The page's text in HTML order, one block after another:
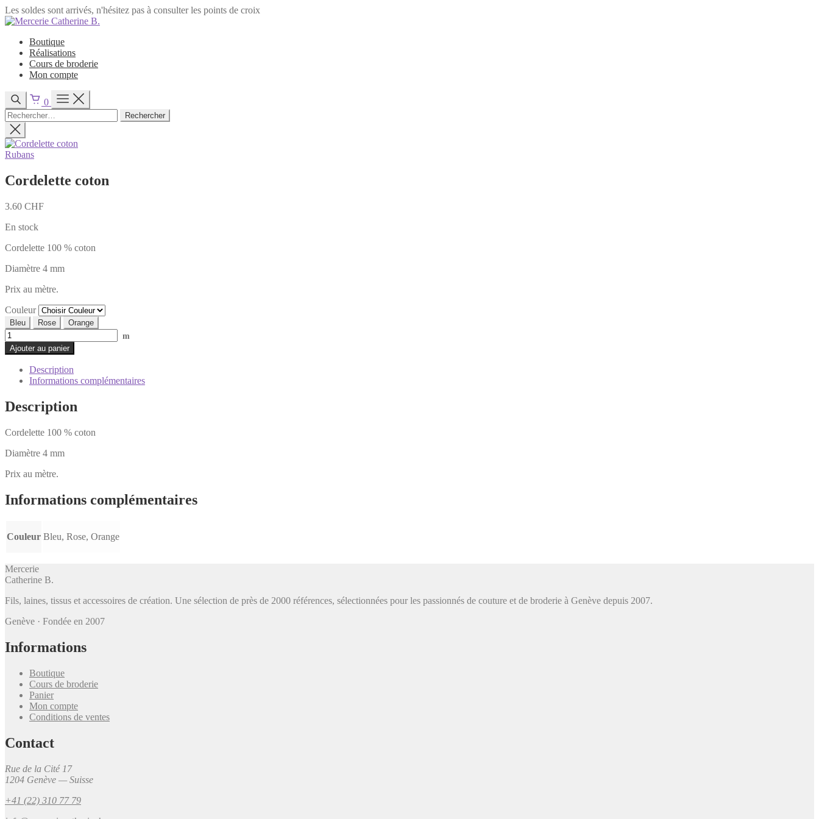
Les soldes sont arrivés, n'hésitez pas à consulter les points de croix
Passer
contenuBoutique
Réalisations
Cours de broderie
Mon compte
0
Rechercher :
Rubans
Cordelette coton
3.60 CHF
En stock
Cordelette 100 % coton
Diamètre 4 mm
Prix au mètre.
Couleur
Bleu Rose Orange
quantité
de
Cordelette
coton
m
Ajouter au panier
Description
Informations complémentaires
Description
Cordelette 100 % coton
Diamètre 4 mm
Prix au mètre.
Informations complémentaires
Couleur Bleu, Rose, Orange
Mercerie
Catherine B.
Fils, laines, tissus et accessoires de création. Une sélection de près de 2000 références, sélectionnées pour les passionnés de couture et de broderie à Genève depuis 2007.
Genève · Fondée en 2007
Informations
Boutique
Cours de broderie
Panier
Mon compte
Conditions de ventes
Contact
Rue de la Cité 17
1204 Genève — Suisse
+41 (22) 310 77 79